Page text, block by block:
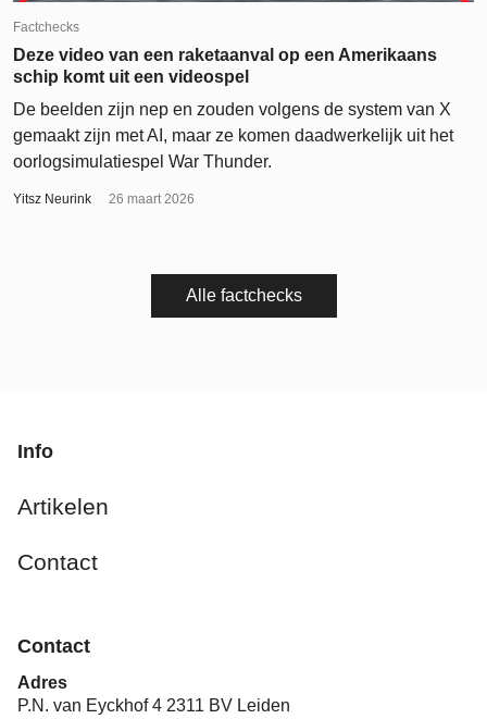
Factchecks
Deze video van een raketaanval op een Amerikaans
schip komt uit een videospel
De beelden zijn nep en zouden volgens de system van X
gemaakt zijn met AI, maar ze komen daadwerkelijk uit het
oorlogsimulatiespel War Thunder.
Yitsz Neurink 26 maart 2026
Alle factchecks
Info
Artikelen
Contact
Contact
Adres
P.N. van Eyckhof 4 2311 BV Leiden